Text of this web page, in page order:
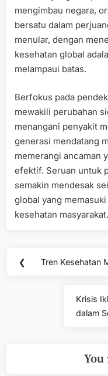
mengimbau negara,
bersatu dalam
menular, dengan
kesehatan global
melampaui batas.
Berfokus pada
mewakili perubahan
menangani penyakit
generasi mendatang
memerangi ancaman
efektif. Seruan untuk
semakin mendesak
global yang
kesehatan masyarakat.
Post
❮
Previous
Tren Kesehatan
Next
Post:
Krisis
dalam